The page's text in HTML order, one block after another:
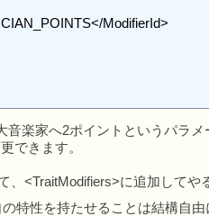
楽家へ2ポイントというパラメ
できます。
<TraitModifiers>に追加してや
特性を持たせることは結構自由